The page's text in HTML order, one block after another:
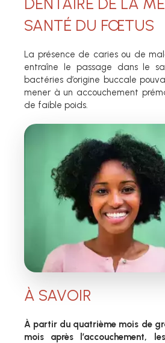
SANTÉ DU FŒTUS
La présence de caries ou de
entraîne le passage dans le
bactéries d’origine buccale
mener à un accouchement
de faible poids.
À SAVOIR
À partir du quatrième mois de
mois après l’accouchement,